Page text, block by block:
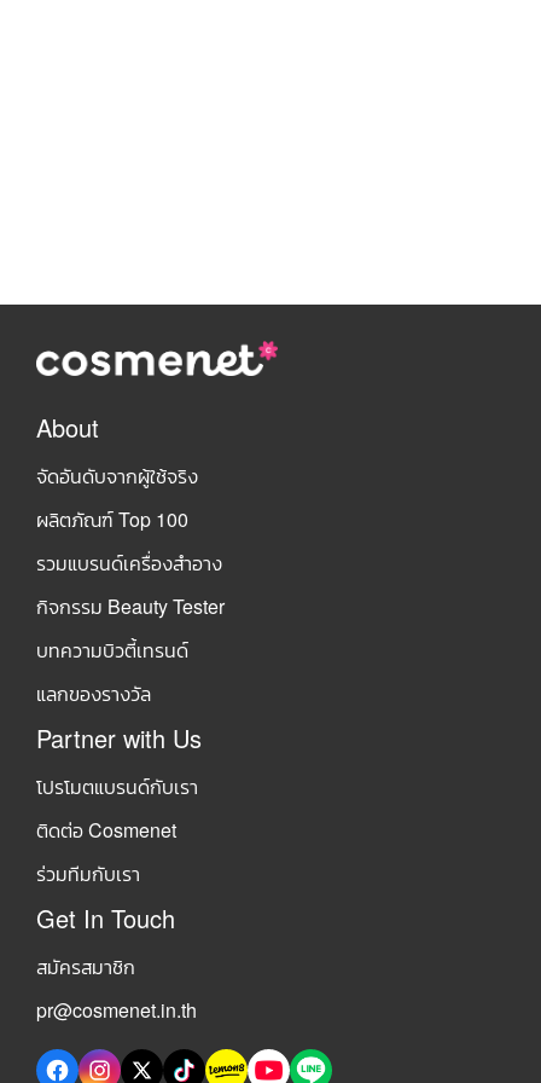
About
จัดอันดับจากผู้ใช้จริง
ผลิตภัณฑ์ Top 100
รวมแบรนด์เครื่องสำอาง
กิจกรรม Beauty Tester
บทความบิวตี้เทรนด์
แลกของรางวัล
Partner with Us
โปรโมตแบรนด์กับเรา
ติดต่อ Cosmenet
ร่วมทีมกับเรา
Get In Touch
สมัครสมาชิก
pr@cosmenet.in.th